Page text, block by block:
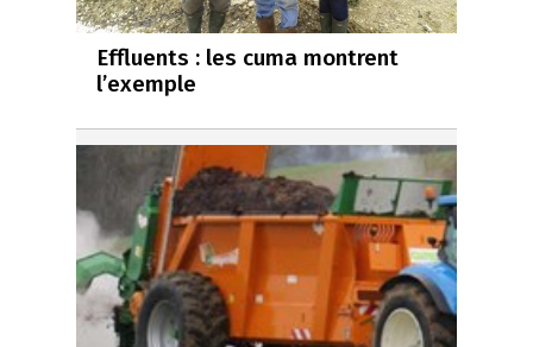
Effluents : les cuma montrent
l’exemple